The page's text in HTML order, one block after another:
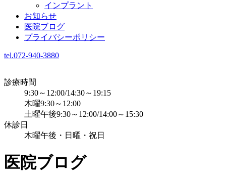
インプラント
お知らせ
医院ブログ
プライバシーポリシー
tel.072-940-3880
診療時間
9:30～12:00/14:30～19:15
木曜9:30～12:00
土曜午後9:30～12:00/14:00～15:30
休診日
木曜午後・日曜・祝日
医院ブログ